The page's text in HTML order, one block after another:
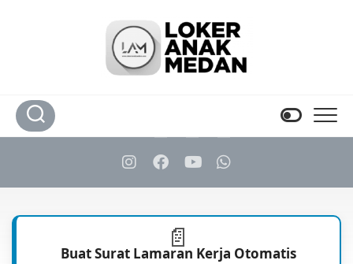
📄
Buat Surat Lamaran Kerja Otomatis